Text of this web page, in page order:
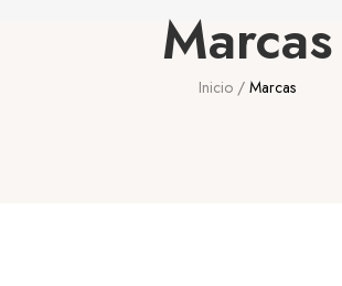
Marcas
Inicio Marcas